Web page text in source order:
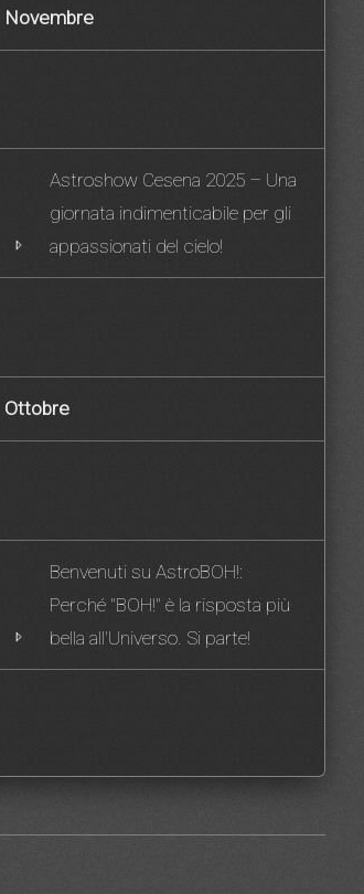
Novembre
Astroshow Cesena 2025 – Una
giornata indimenticabile per gli
appassionati del cielo!
Ottobre
Benvenuti su AstroBOH!:
Perché "BOH!" è la risposta più
bella all'Universo. Si parte!